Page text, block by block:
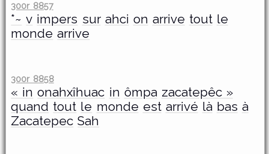
300r 8857
*~ v impers sur ahci on arrive tout le
monde arrive
300r 8858
« in onahxîhuac in ômpa zacatepêc »
quand tout le monde est arrivé là bas à
Zacatepec Sah